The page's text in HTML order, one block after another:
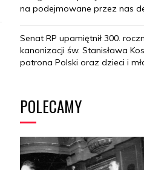
na podejmowane przez nas
Senat RP upamiętnił 300.
kanonizacji św. Stanisława
patrona Polski oraz dzieci i
POLECAMY